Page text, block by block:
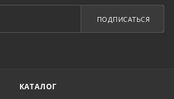
ПОДПИСАТЬСЯ
КАТАЛОГ